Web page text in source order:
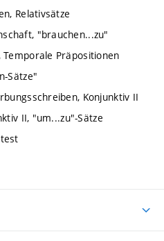
Relativsätze
"brauchen...zu"
Präpositionen
Sätze"
Konjunktiv II
II, "um...zu"-Sätze